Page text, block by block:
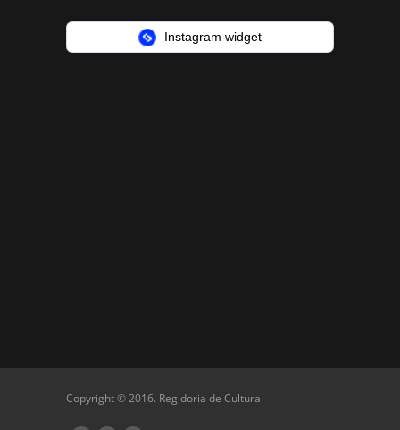
Instagram widget
Copyright © 2016. Regidoria de Cultura